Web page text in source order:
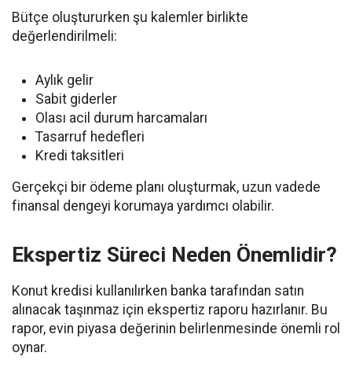
Bütçe oluştururken şu kalemler birlikte
değerlendirilmeli:
Aylık gelir
Sabit giderler
Olası acil durum harcamaları
Tasarruf hedefleri
Kredi taksitleri
Gerçekçi bir ödeme planı oluşturmak, uzun vadede
finansal dengeyi korumaya yardımcı olabilir.
Ekspertiz Süreci Neden Önemlidir?
Konut kredisi kullanılırken banka tarafından satın
alınacak taşınmaz için ekspertiz raporu hazırlanır. Bu
rapor, evin piyasa değerinin belirlenmesinde önemli rol
oynar.